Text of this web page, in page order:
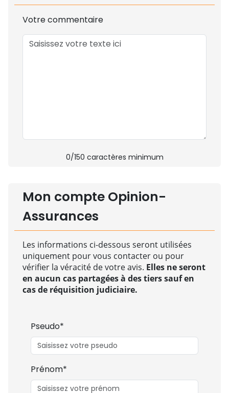
Votre commentaire
0/150 caractères minimum
Mon compte Opinion-
Assurances
Les informations ci-dessous seront utilisées
uniquement pour vous contacter ou pour
vérifier la véracité de votre avis. Elles ne seront
en aucun cas partagées à des tiers sauf en
cas de réquisition judiciaire.
Pseudo*
Prénom*